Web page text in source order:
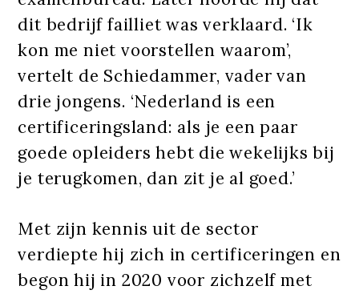
dit bedrijf failliet was verklaard. ‘Ik
kon me niet voorstellen waarom’,
vertelt de Schiedammer, vader van
drie jongens. ‘Nederland is een
certificeringsland: als je een paar
goede opleiders hebt die wekelijks bij
je terugkomen, dan zit je al goed.’
Met zijn kennis uit de sector
verdiepte hij zich in certificeringen en
begon hij in 2020 voor zichzelf met